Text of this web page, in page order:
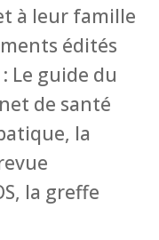
à leur famille
édités
Le guide du
de santé
la
la greffe